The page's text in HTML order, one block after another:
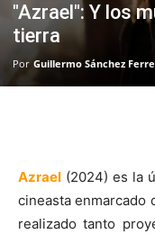
"Azrael": Y los
tierra
Por Guillermo Sánchez
Azrael (2024) es la
cineasta enmarcado
realizado tanto